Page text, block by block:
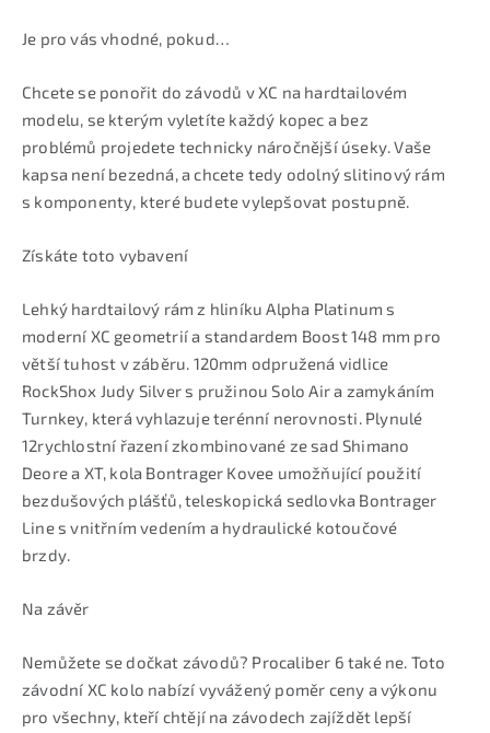
Je pro vás vhodné, pokud…
Chcete se ponořit do závodů v XC na hardtailovém
modelu, se kterým vyletíte každý kopec a bez
problémů projedete technicky náročnější úseky. Vaše
kapsa není bezedná, a chcete tedy odolný slitinový rám
s komponenty, které budete vylepšovat postupně.
Získáte toto vybavení
Lehký hardtailový rám z hliníku Alpha Platinum s
moderní XC geometrií a standardem Boost 148 mm pro
větší tuhost v záběru. 120mm odpružená vidlice
RockShox Judy Silver s pružinou Solo Air a zamykáním
Turnkey, která vyhlazuje terénní nerovnosti. Plynulé
12rychlostní řazení zkombinované ze sad Shimano
Deore a XT, kola Bontrager Kovee umožňující použití
bezdušových plášťů, teleskopická sedlovka Bontrager
Line s vnitřním vedením a hydraulické kotoučové
brzdy.
Na závěr
Nemůžete se dočkat závodů? Procaliber 6 také ne. Toto
závodní XC kolo nabízí vyvážený poměr ceny a výkonu
pro všechny, kteří chtějí na závodech zajíždět lepší